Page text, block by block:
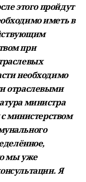
этого пройдут
иметь в
при
необходимо
отраслевыми
министра
с министерством
мы уже
Я